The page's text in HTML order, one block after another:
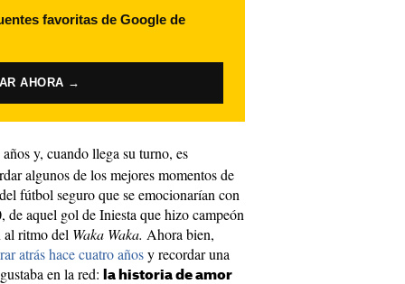
favoritas de Google de
AHORA →
y, cuando llega su turno, es
algunos de los mejores momentos de
fútbol seguro que se emocionarían con
aquel gol de Iniesta que hizo campeón
al ritmo del Waka Waka. Ahora bien,
atrás hace cuatro añosy recordar una
en la red:
la historia de amor